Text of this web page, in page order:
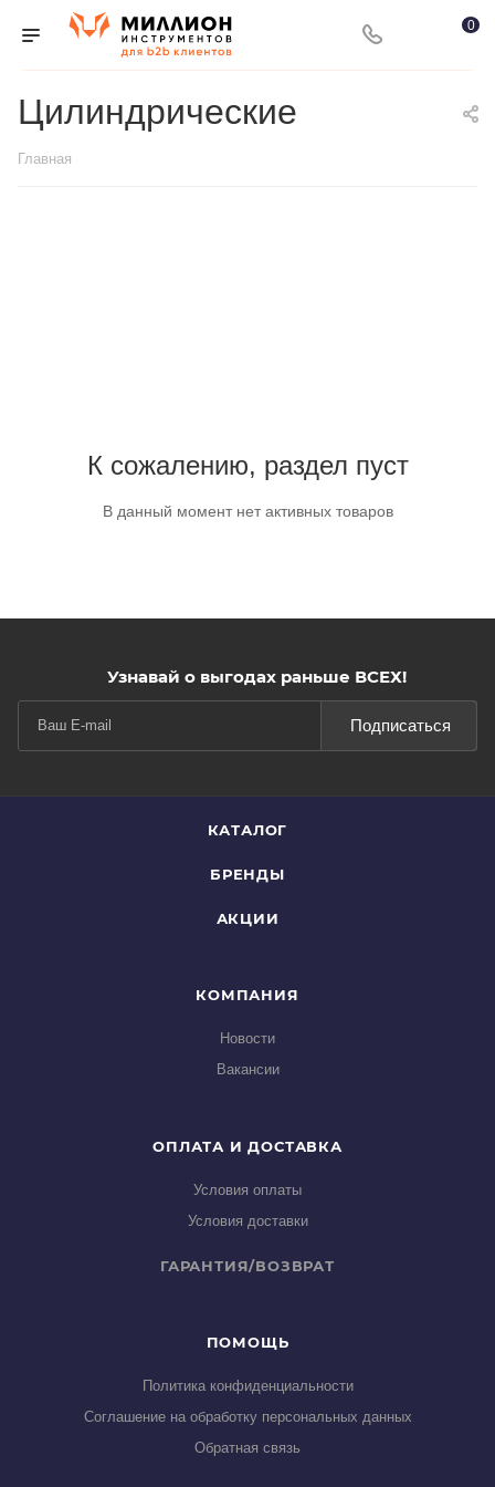
0
Цилиндрические
Главная
К сожалению, раздел пуст
В данный момент нет активных товаров
Узнавай о выгодах раньше ВСЕХ!
Подписаться
КАТАЛОГ
БРЕНДЫ
АКЦИИ
КОМПАНИЯ
Новости
Вакансии
ОПЛАТА И ДОСТАВКА
Условия оплаты
Условия доставки
ГАРАНТИЯ/ВОЗВРАТ
ПОМОЩЬ
Политика конфиденциальности
Соглашение на обработку персональных данных
Обратная связь